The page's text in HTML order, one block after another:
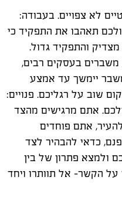
לא צפויים. בעבודה:
תאהבו את התפקיד כי
והתפקיד גדול.
בעסקים רבים,
יימשך עד אמצע
שוב על רגליכם. פנויים:
אתם מרגישים מהצד
אתם פוחדים
כדאי להבהיר לצד
ולמצא פתרון של בין
על הקשר- אל תוותרו ויחד